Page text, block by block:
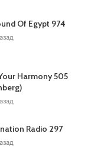
Of Egypt 974
Harmony 505
Radio 297